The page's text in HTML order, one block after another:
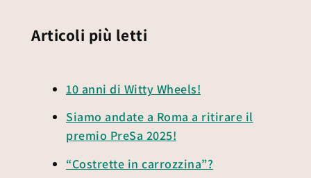
Articoli più letti
10 anni di Witty Wheels!
Siamo andate a Roma a ritirare il
premio PreSa 2025!
“Costrette in carrozzina”?